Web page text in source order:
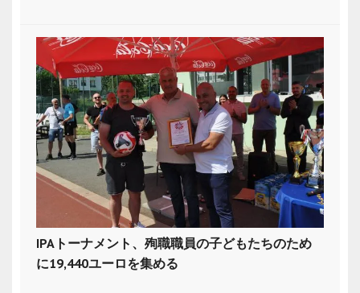
IPAトーナメント、殉職職員の子どもたちのため
に19,440ユーロを集める